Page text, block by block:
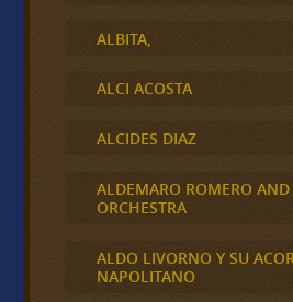
ALBITA,
ALCI ACOSTA
ALCIDES DIAZ
ALDEMARO ROMERO
ORCHESTRA
ALDO LIVORNO Y SU
NAPOLITANO